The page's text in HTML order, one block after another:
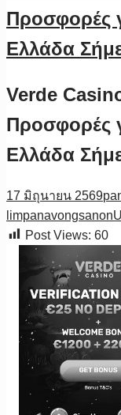
Προσφορές
Ελλάδα
Verde
Προσφορές
Ελλάδα
17 มิถุนายน 2569
limpanavongsanon
Post Views: 60